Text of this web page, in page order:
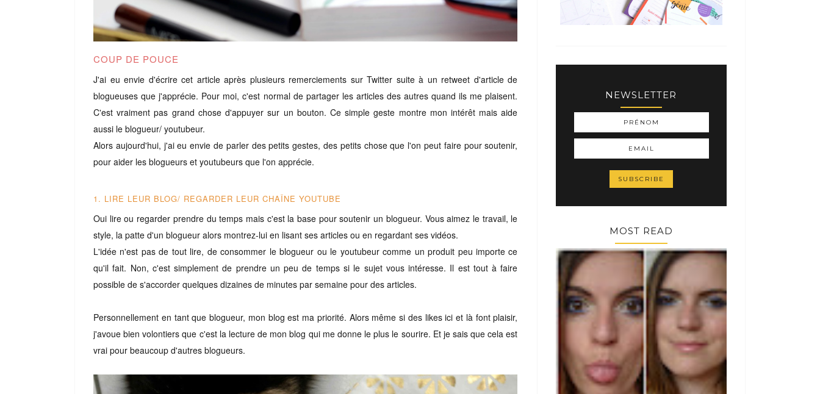
COUP DE POUCE
J'ai eu envie d'écrire cet article après plusieurs remerciements sur Twitter suite à un retweet d'article de
blogueuses que j'apprécie. Pour moi, c'est normal de partager les articles des autres quand ils me plaisent.
C'est vraiment pas grand chose d'appuyer sur un bouton. Ce simple geste montre mon intérêt mais aide
aussi le blogueur/ youtubeur.
Alors aujourd'hui, j'ai eu envie de parler des petits gestes, des petits chose que l'on peut faire pour soutenir,
pour aider les blogueurs et youtubeurs que l'on apprécie.
1. LIRE LEUR BLOG/ REGARDER LEUR CHAÎNE YOUTUBE
Oui lire ou regarder prendre du temps mais c'est la base pour soutenir un blogueur. Vous aimez le travail, le
style, la patte d'un blogueur alors montrez-lui en lisant ses articles ou en regardant ses vidéos.
L'idée n'est pas de tout lire, de consommer le blogueur ou le youtubeur comme un produit peu importe ce
qu'il fait. Non, c'est simplement de prendre un peu de temps si le sujet vous intéresse. Il est tout à faire
possible de s'accorder quelques dizaines de minutes par semaine pour des articles.
Personnellement en tant que blogueur, mon blog est ma priorité. Alors même si des likes ici et là font plaisir,
j'avoue bien volontiers que c'est la lecture de mon blog qui me donne le plus le sourire. Et je sais que cela est
vrai pour beaucoup d'autres blogueurs.
NEWSLETTER
MOST READ